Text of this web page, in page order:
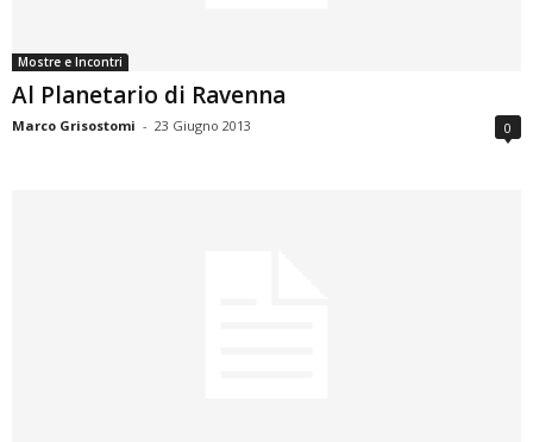
Mostre e Incontri
Al Planetario di Ravenna
Marco Grisostomi - 23 Giugno 2013 0